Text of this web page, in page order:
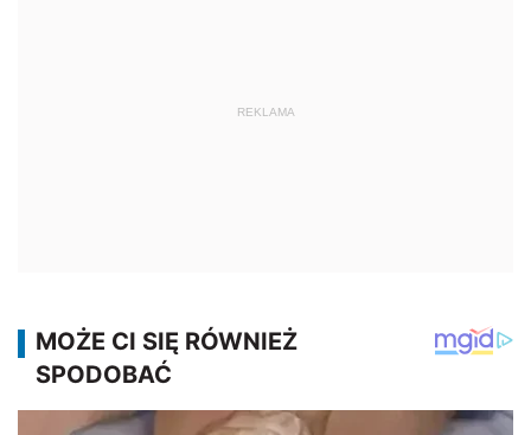
REKLAMA